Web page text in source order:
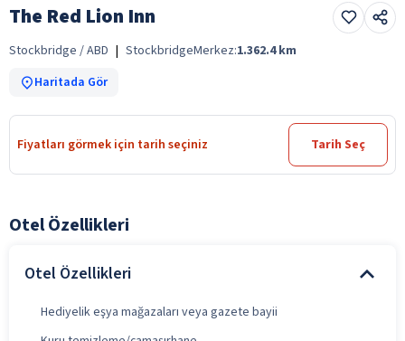
The Red Lion Inn
Stockbridge / ABD | StockbridgeMerkez:1.362.4 km
Haritada Gör
Fiyatları görmek için tarih seçiniz Tarih Seç
Otel Özellikleri
Otel Özellikleri
Hediyelik eşya mağazaları veya gazete bayii